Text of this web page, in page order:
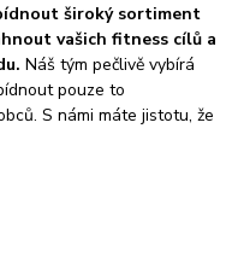
široký sortiment
vašich fitness cílů a
Náš tým pečlivě vybírá
pouze to
S námi máte jistotu, že